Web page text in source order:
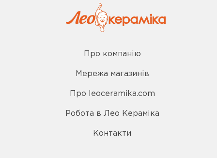
Про компанію
Мережа магазинів
Про leoceramika.com
Робота в Лео Кераміка
Контакти